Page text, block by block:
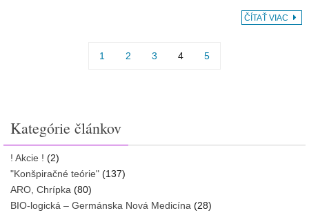
ČÍTAŤ VIAC
1 2 3 4 5
Kategórie článkov
! Akcie ! (2)
"Konšpiračné teórie" (137)
ARO, Chrípka (80)
BIO-logická – Germánska Nová Medicína (28)